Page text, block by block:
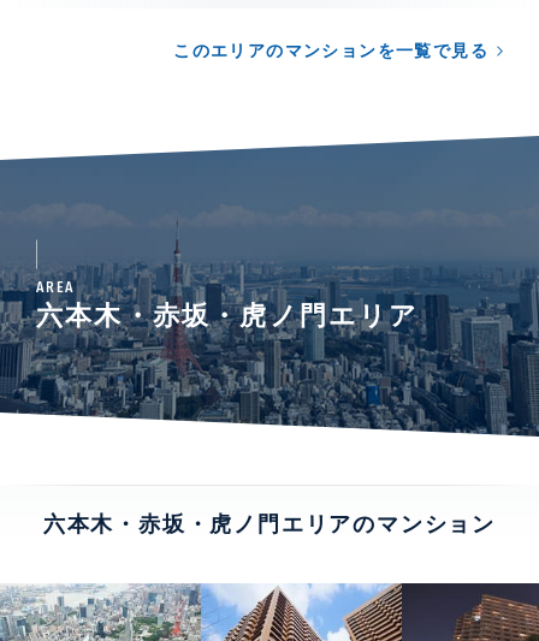
このエリアのマンションを一覧で見る
AREA
六本木・赤坂・虎ノ門エリア
六本木・赤坂・虎ノ門エリアのマンション